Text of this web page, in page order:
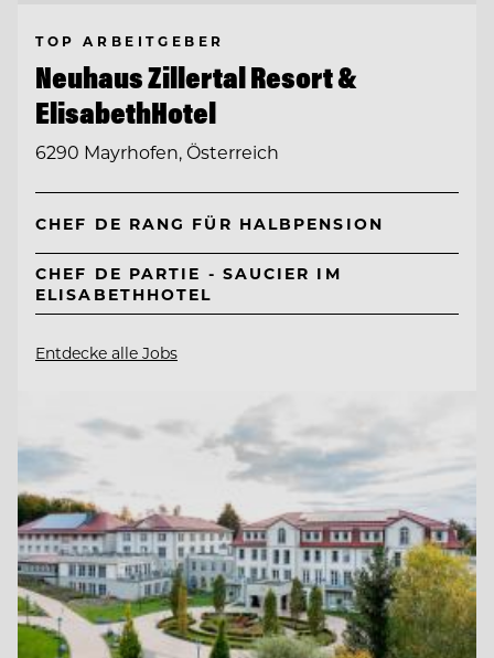
TOP ARBEITGEBER
Neuhaus Zillertal Resort &
ElisabethHotel
6290 Mayrhofen, Österreich
CHEF DE RANG FÜR HALBPENSION
CHEF DE PARTIE - SAUCIER IM
ELISABETHHOTEL
Entdecke alle Jobs